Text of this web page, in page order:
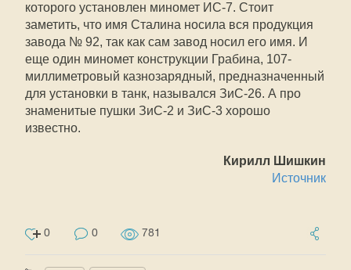
которого установлен миномет ИС-7. Стоит
заметить, что имя Сталина носила вся продукция
завода № 92, так как сам завод носил его имя. И
еще один миномет конструкции Грабина, 107-
миллиметровый казнозарядный, предназначенный
для установки в танк, назывался ЗиС-26. А про
знаменитые пушки ЗиС-2 и ЗиС-3 хорошо
известно.
Кирилл Шишкин
Источник
0 0 781